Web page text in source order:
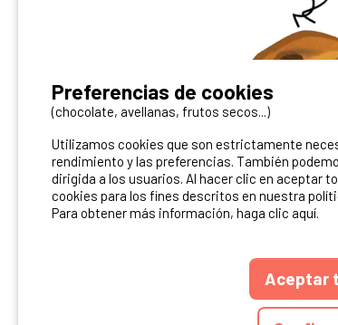
Puedes difundirlo en nuestro sitio
Contacto Ibericamp
Preferencias de cookies
(chocolate, avellanas, frutos secos...)
Utilizamos cookies que son estrictamente
rendimiento y las preferencias. También
dirigida a los usuarios. Al hacer clic en aceptar
cookies para los fines descritos en nuestra
Para obtener más información, haga clic aquí.
Aceptar